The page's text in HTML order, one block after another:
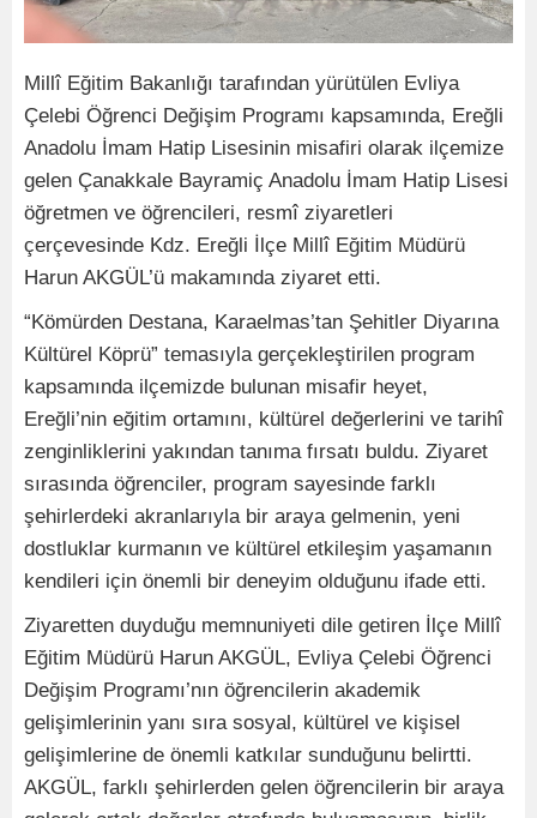
Millî Eğitim Bakanlığı tarafından yürütülen Evliya
Çelebi Öğrenci Değişim Programı kapsamında, Ereğli
Anadolu İmam Hatip Lisesinin misafiri olarak ilçemize
gelen Çanakkale Bayramiç Anadolu İmam Hatip Lisesi
öğretmen ve öğrencileri, resmî ziyaretleri
çerçevesinde Kdz. Ereğli İlçe Millî Eğitim Müdürü
Harun AKGÜL’ü makamında ziyaret etti.
“Kömürden Destana, Karaelmas’tan Şehitler Diyarına
Kültürel Köprü” temasıyla gerçekleştirilen program
kapsamında ilçemizde bulunan misafir heyet,
Ereğli’nin eğitim ortamını, kültürel değerlerini ve tarihî
zenginliklerini yakından tanıma fırsatı buldu. Ziyaret
sırasında öğrenciler, program sayesinde farklı
şehirlerdeki akranlarıyla bir araya gelmenin, yeni
dostluklar kurmanın ve kültürel etkileşim yaşamanın
kendileri için önemli bir deneyim olduğunu ifade etti.
Ziyaretten duyduğu memnuniyeti dile getiren İlçe Millî
Eğitim Müdürü Harun AKGÜL, Evliya Çelebi Öğrenci
Değişim Programı’nın öğrencilerin akademik
gelişimlerinin yanı sıra sosyal, kültürel ve kişisel
gelişimlerine de önemli katkılar sunduğunu belirtti.
AKGÜL, farklı şehirlerden gelen öğrencilerin bir araya